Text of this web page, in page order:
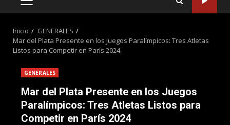
MENÚ
Inicio
GENERALES
Mar del Plata Presente en los Juegos Paralímpicos: Tres Atletas
Listos para Competir en París 2024
GENERALES
Mar del Plata Presente en los Juegos
Paralímpicos: Tres Atletas Listos para
Competir en París 2024